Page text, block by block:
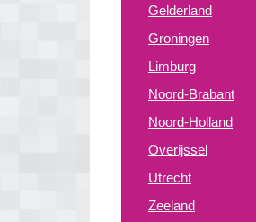
Gelderland
Groningen
Limburg
Noord-Brabant
Noord-Holland
Overijssel
Utrecht
Zeeland